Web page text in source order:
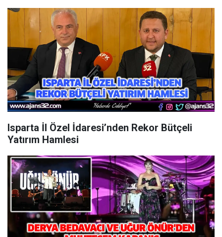
Isparta İl Özel İdaresi’nden Rekor Bütçeli
Yatırım Hamlesi